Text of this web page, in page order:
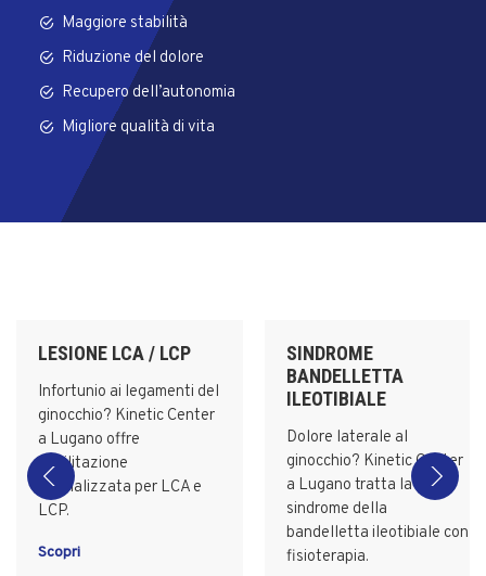
Maggiore stabilità
Riduzione del dolore
Recupero dell’autonomia
Migliore qualità di vita
LESIONE LCA / LCP
Infortunio ai legamenti del
ginocchio? Kinetic Center
a Lugano offre
riabilitazione
specializzata per LCA e
LCP.
Scopri
SINDROME
BANDELLETTA
ILEOTIBIALE
Dolore laterale al
ginocchio? Kinetic Center
a Lugano tratta la
sindrome della
bandelletta ileotibiale con
fisioterapia.